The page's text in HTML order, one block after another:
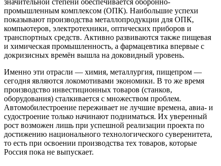
значительной степени обеспечивается оборонно-
промышленным комплексом (ОПК). Наибольшие успехи
показывают производства металлопродукции для ОПК,
компьютеров, электротехники, оптических приборов и
транспортных средств. Активно развиваются также пищевая
и химическая промышленность, а фармацевтика впервые с
докризисных времён вышла на доковидный уровень.
Именно эти отрасли — химия, металлургия, пищепром —
сегодня являются локомотивами экономики. В то же время
производство инвестиционных товаров (станков,
оборудования) сталкивается с множеством проблем.
Автомобилестроение переживает не лучшие времена, авиа- и
судостроение только начинают подниматься. Их уверенный
рост возможен лишь при успешной реализации проекта по
достижению национального технологического суверенитета,
то есть при освоении производства тех товаров, которые
Россия пока не выпускает.